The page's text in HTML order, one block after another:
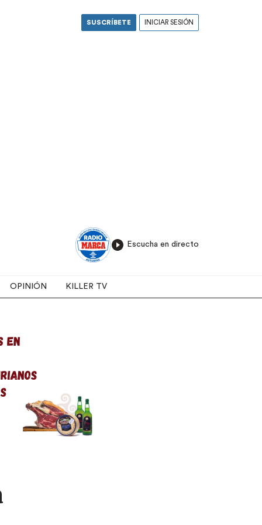
SUSCRÍBETE INICIAR SESIÓN
Escucha en directo
OPINIÓN KILLER TV